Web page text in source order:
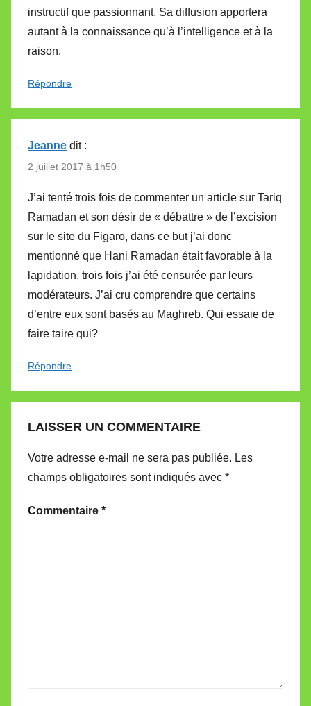
instructif que passionnant. Sa diffusion apportera
autant à la connaissance qu’à l’intelligence et à la
raison.
Répondre
Jeanne dit :
2 juillet 2017 à 1h50
J’ai tenté trois fois de commenter un article sur Tariq
Ramadan et son désir de « débattre » de l’excision
sur le site du Figaro, dans ce but j’ai donc
mentionné que Hani Ramadan était favorable à la
lapidation, trois fois j’ai été censurée par leurs
modérateurs. J’ai cru comprendre que certains
d’entre eux sont basés au Maghreb. Qui essaie de
faire taire qui?
Répondre
LAISSER UN COMMENTAIRE
Votre adresse e-mail ne sera pas publiée. Les
champs obligatoires sont indiqués avec *
Commentaire *